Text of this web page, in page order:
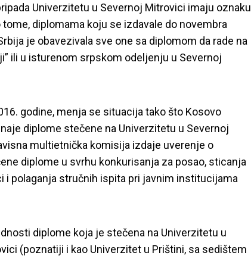
Univerzitetu u Severnoj Mitrovici imaju oznaku
tome, diplomama koju se izdavale do novembra
je obavezivala sve one sa diplomom da rade na
ili u isturenom srpskom odeljenju u Severnoj
godine, menja se situacija tako što Kosovo
diplome stečene na Univerzitetu u Severnoj
multietnička komisija izdaje uverenje o
diplome u svrhu konkurisanja za posao, sticanja
i polaganja stručnih ispita pri javnim institucijama
diplome koja je stečena na Univerzitetu u
(poznatiji i kao Univerzitet u Prištini, sa sedištem